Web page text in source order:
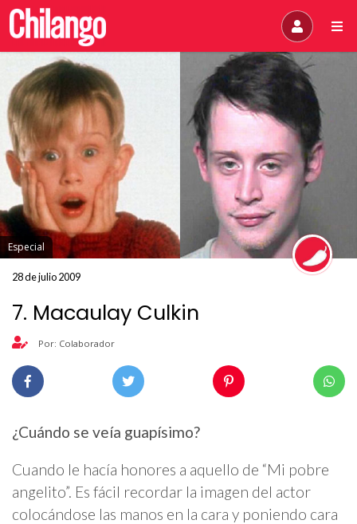
Especial
28 de julio 2009
7. Macaulay Culkin
Por: Colaborador
¿Cuándo se veía guapísimo?
Cuando le hacía honores a aquello de “Mi pobre
angelito”. Es fácil recordar la imagen del actor
colocándose las manos en la cara y poniendo cara